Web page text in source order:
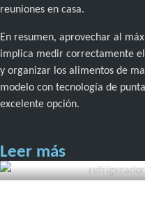
reuniones en casa.
En resumen, aprovechar al
implica medir correctamente
y organizar los alimentos de
modelo con tecnología de
excelente opción.
Leer más